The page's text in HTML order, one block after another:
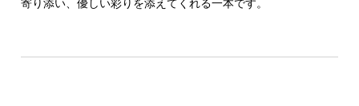
寄り添い、優しい彩りを添えてくれる一本です。